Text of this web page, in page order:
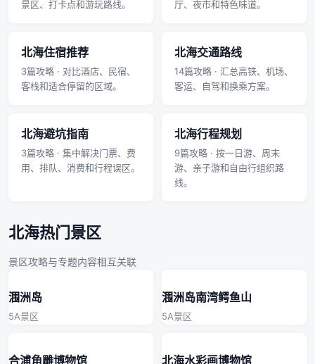
景区、打卡点和游玩路线。
厅、夜市和特色味道。
北海住宿推荐
3篇攻略 · 对比酒店、民宿、
客栈和适合停留的区域。
北海交通路线
14篇攻略 · 汇总高铁、机场、
客运、自驾和换乘方案。
北海避坑指南
3篇攻略 · 集中解决门票、费
用、排队、消费和行程误区。
北海行程规划
9篇攻略 · 按一日游、周末
游、亲子游和自由行组织路
线。
北海热门景区
景区攻略与专题内容相互关联
涠洲岛
5A景区
涠洲岛南湾鳄鱼山
5A景区
合浦角雕博物馆 北海水彩画博物馆